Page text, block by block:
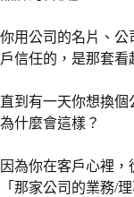
你用公司的名片、公
戶信任的，是那套看
直到有一天你想換
為什麼會這樣？
因為你在客戶心裡
「那家公司的業務/